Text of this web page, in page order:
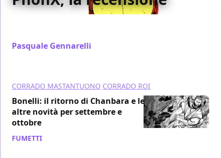
Pasquale Gennarelli
CORRADO MASTANTUONO CORRADO ROI
Bonelli: il ritorno di Chanbara e le
altre novità per settembre e
ottobre
FUMETTI